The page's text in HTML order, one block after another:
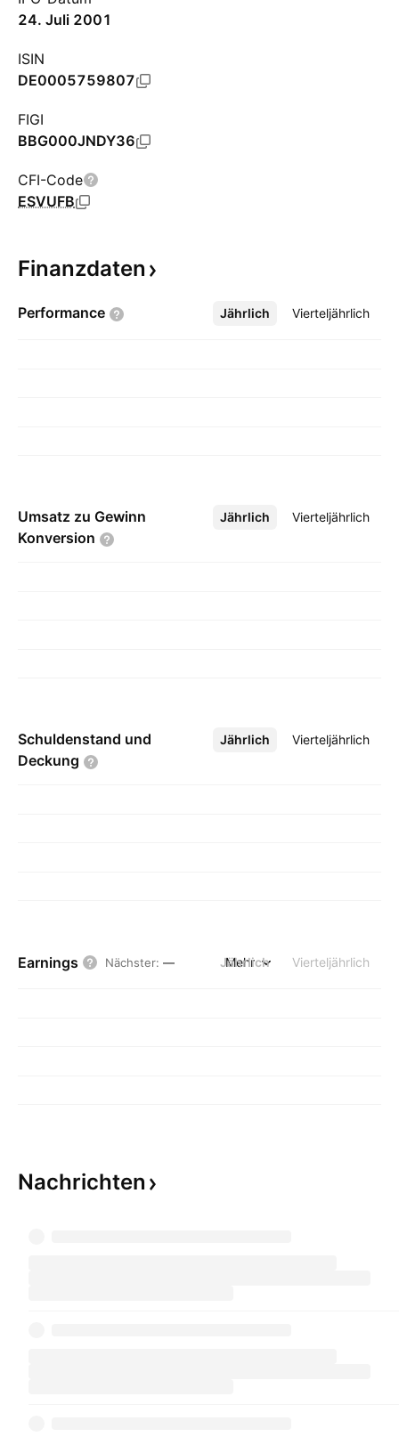
24. Juli 2001
ISIN
DE0005759807
FIGI
BBG000JNDY36
CFI-Code
ESVUFB
Finanzdaten
Performance Jährlich Vierteljährlich
Mehr
Umsatz zu Gewinn
Konversion
Jährlich Vierteljährlich
Mehr
Schuldenstand und
Deckung
Jährlich Vierteljährlich
Mehr
Earnings Nächster: — Jährlich Vierteljährlich
Mehr
Nachrichten